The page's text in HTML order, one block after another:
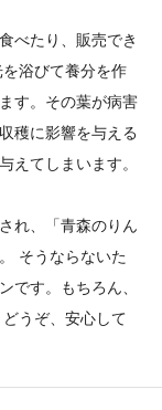
べたり、販売でき
浴びて養分を作
す。その葉が病害
穫に影響を与える
えてしまいます。
れ、「青森のりん
そうならないた
です。もちろん、
うぞ、安心して